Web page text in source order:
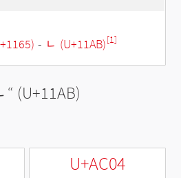
- ᆫ (U+11AB)[1]
“ (U+11AB)
U+AC04